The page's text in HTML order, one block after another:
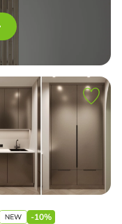
-10%